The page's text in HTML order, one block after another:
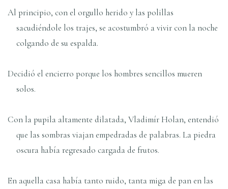
Al principio, con el orgullo herido y las polillas
sacudiéndole los trajes, se acostumbró a vivir con la noche
colgando de su espalda.
Decidió el encierro porque los hombres sencillos mueren
solos.
Con la pupila altamente dilatada, Vladimír Holan, entendió
que las sombras viajan empedradas de palabras. La piedra
oscura había regresado cargada de frutos.
En aquella casa había tanto ruido, tanta miga de pan en las